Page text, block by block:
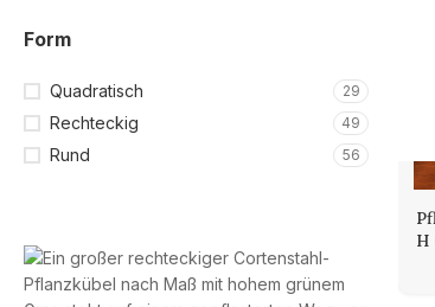
H
Form
Quadratisch 29
Rechteckig 49
Rund 56